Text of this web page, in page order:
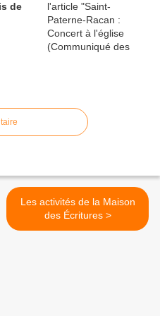
de
Les activités de la Maison
des Écritures >